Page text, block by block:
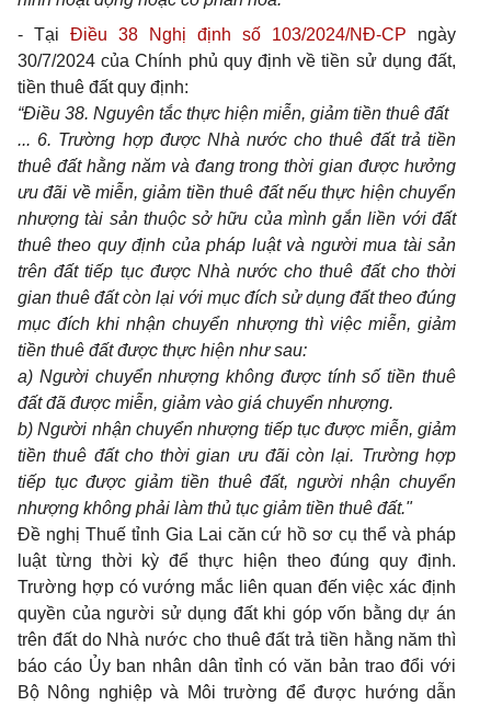
- Tại Điều 38 Nghị định số 103/2024/NĐ-CP ngày
30/7/2024 của Chính phủ quy định về tiền sử dụng đất,
tiền thuê đất quy định:
“Điều 38. Nguyên tắc thực hiện miễn, giảm tiền thuê đất
... 6. Trường hợp được Nhà nước cho thuê đất trả tiền
thuê đất hằng năm và đang trong thời gian được hưởng
ưu đãi về miễn, giảm tiền thuê đất nếu thực hiện chuyển
nhượng tài sản thuộc sở hữu của mình gắn liền với đất
thuê theo quy định của pháp luật và người mua tài sản
trên đất tiếp tục được Nhà nước cho thuê đất cho thời
gian thuê đất còn lại với mục đích sử dụng đất theo đúng
mục đích khi nhận chuyển nhượng thì việc miễn, giảm
tiền thuê đất được thực hiện như sau:
a) Người chuyển nhượng không được tính số tiền thuê
đất đã được miễn, giảm vào giá chuyển nhượng.
b) Người nhận chuyển nhượng tiếp tục được miễn, giảm
tiền thuê đất cho thời gian ưu đãi còn lại. Trường hợp
tiếp tục được giảm tiền thuê đất, người nhận chuyển
nhượng không phải làm thủ tục giảm tiền thuê đất."
Đề nghị Thuế tỉnh Gia Lai căn cứ hồ sơ cụ thể và pháp
luật từng thời kỳ để thực hiện theo đúng quy định.
Trường hợp có vướng mắc liên quan đến việc xác định
quyền của người sử dụng đất khi góp vốn bằng dự án
trên đất do Nhà nước cho thuê đất trả tiền hằng năm thì
báo cáo Ủy ban nhân dân tỉnh có văn bản trao đổi với
Bộ Nông nghiệp và Môi trường để được hướng dẫn